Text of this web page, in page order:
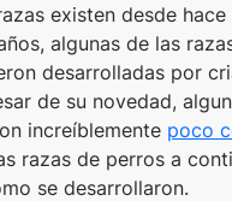
existen desde
algunas de las
desarrolladas por
de su novedad,
increíblemente poco
razas de perros a
se desarrollaron.